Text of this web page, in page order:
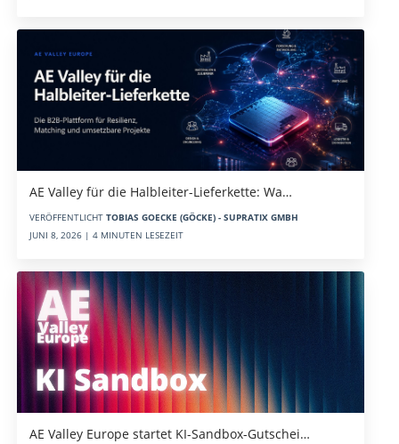
AE Valley für die Halbleiter-Lieferkette: Wa…
VERÖFFENTLICHT TOBIAS GOECKE (GÖCKE) - SUPRATIX GMBH
JUNI 8, 2026 | 4 MINUTEN LESEZEIT
AE Valley Europe startet KI-Sandbox-Gutschei…